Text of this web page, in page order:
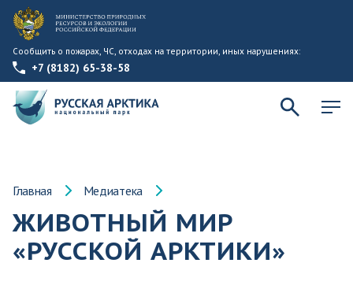
Сообщить о пожарах, ЧС, отходах на территории, иных нарушениях:
+7 (8182) 65-38-58
Главная Медиатека
ЖИВОТНЫЙ МИР
«РУССКОЙ АРКТИКИ»